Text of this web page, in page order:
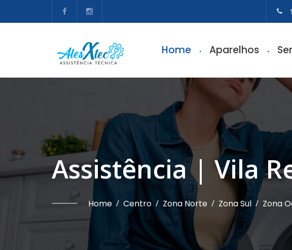
Home Aparelhos
Assistência | Vila
Home / Centro / Zona Norte / Zona Sul / Zona